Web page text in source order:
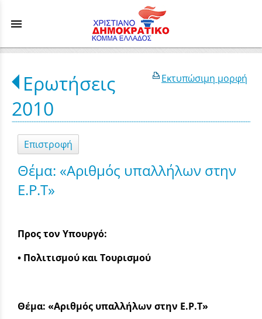
menu
Εκτυπώσιμη μορφή
Ερωτήσεις
2010
Επιστροφή
Θέμα: «Αριθμός υπαλλήλων στην
Ε.Ρ.Τ»
Προς τον Υπουργό:
• Πολιτισμού και Τουρισμού
Θέμα: «Αριθμός υπαλλήλων στην Ε.Ρ.Τ»